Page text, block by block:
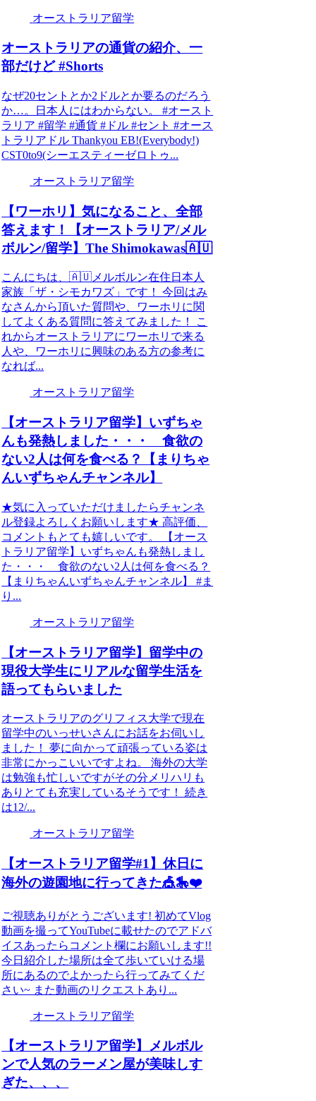
オーストラリア留学
オーストラリアの通貨の紹介、一
部だけど #Shorts
なぜ20セントとか2ドルとか要るのだろう
か…。日本人にはわからない。 #オースト
ラリア #留学 #通貨 #ドル #セント #オース
トラリアドル Thankyou EB!(Everybody!)
CST0to9(シーエスティーゼロトゥ...
オーストラリア留学
【ワーホリ】気になること、全部
答えます！【オーストラリア/メル
ボルン/留学】The Shimokawas🇦🇺
こんにちは、🇦🇺メルボルン在住日本人
家族「ザ・シモカワズ」です！ 今回はみ
なさんから頂いた質問や、ワーホリに関
してよくある質問に答えてみました！ こ
れからオーストラリアにワーホリで来る
人や、ワーホリに興味のある方の参考に
なれば...
オーストラリア留学
【オーストラリア留学】いずちゃ
んも発熱しました・・・ 食欲の
ない2人は何を食べる？【まりちゃ
んいずちゃんチャンネル】
★気に入っていただけましたらチャンネ
ル登録よろしくお願いします★ 高評価、
コメントもとても嬉しいです。 【オース
トラリア留学】いずちゃんも発熱しまし
た・・・ 食欲のない2人は何を食べる？
【まりちゃんいずちゃんチャンネル】 #ま
り...
オーストラリア留学
【オーストラリア留学】留学中の
現役大学生にリアルな留学生活を
語ってもらいました
オーストラリアのグリフィス大学で現在
留学中のいっせいさんにお話をお伺いし
ました！ 夢に向かって頑張っている姿は
非常にかっこいいですよね。 海外の大学
は勉強も忙しいですがその分メリハリも
ありとても充実しているそうです！ 続き
は12/...
オーストラリア留学
【オーストラリア留学#1】休日に
海外の遊園地に行ってきた🎪🎠❤️
ご視聴ありがとうございます! 初めてVlog
動画を撮ってYouTubeに載せたのでアドバ
イスあったらコメント欄にお願いします!!
今日紹介した場所は全て歩いていける場
所にあるのでよかったら行ってみてくだ
さい~ また動画のリクエストあり...
オーストラリア留学
【オーストラリア留学】メルボル
ンで人気のラーメン屋が美味しす
ぎた、、、